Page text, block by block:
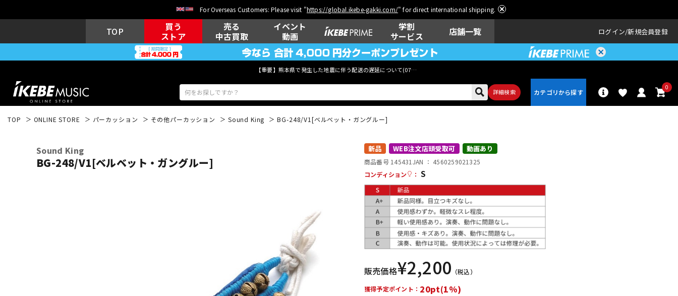
For Overseas Customers: Please visit "https://global.ikebe-gakki.com/" for direct international shipping.
TOP
買う
ストア
売る
中古買取
イベント
動画
学割
サービス
店舗一覧 ログイン 新規会員登録
【重要】熊本県で発生した地震に伴う配送の遅延について(07月29日
詳細検索
0
ウクレレ ドラム
その他楽器
DTM オンラ
イン納品
レコーディン
グ機器
配信/ライブ
機器
ヴィンテージ
TOP ONLINE STORE パーカッション その他パーカッション Sound King BG-248/V1[ベルベット・ガングルー]
Sound King
BG-248/V1[ベルベット・ガングルー]
新品 WEB注文店頭受取可 動画あり
商品番号 145431 JAN ： 4560259021325
コンディション
： S
販売価格¥2,200 （税込）
獲得予定ポイント： 20pt(1%)